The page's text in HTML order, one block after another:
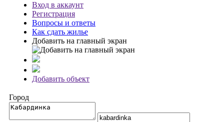
Вход в аккаунт
Регистрация
Вопросы и ответы
Как сдать жилье
Добавить на главный экран
Добавить объект
Город